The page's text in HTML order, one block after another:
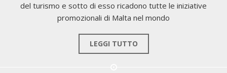
del turismo e sotto di esso ricadono tutte le iniziative
promozionali di Malta nel mondo
LEGGI TUTTO